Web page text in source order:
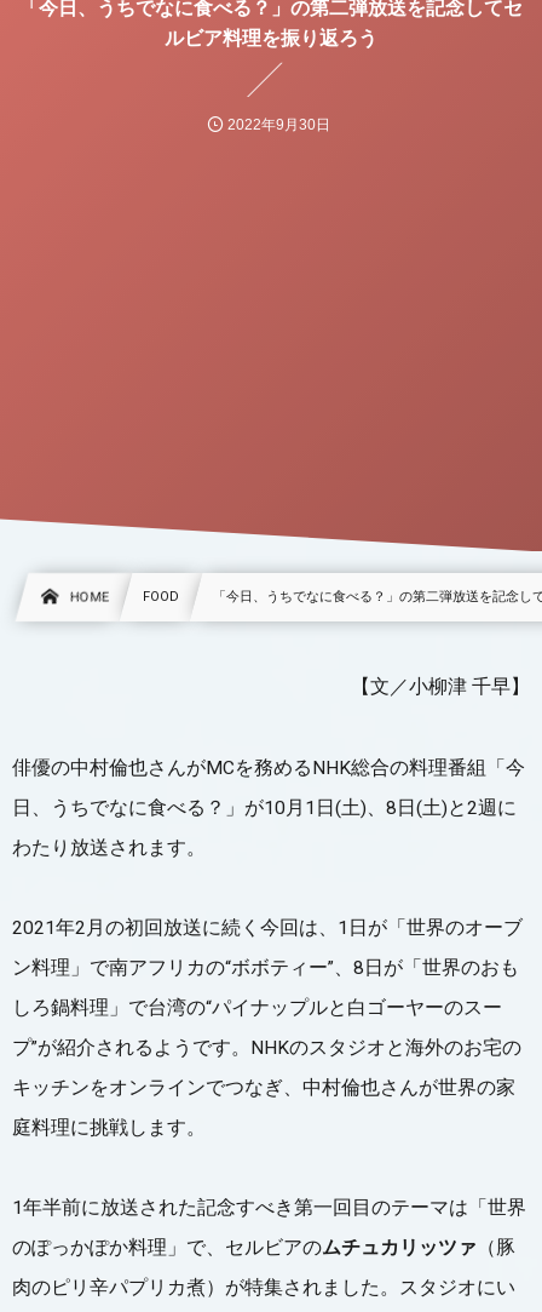
「今日、うちでなに食べる？」の第二弾放送を記念してセ
ルビア料理を振り返ろう
2022年9月30日
HOME FOOD 「今日、うちでなに食べる？」の第二弾放送を記念し
【文／小柳津 千早】
俳優の中村倫也さんがMCを務めるNHK総合の料理番組「今
日、うちでなに食べる？」が10月1日(土)、8日(土)と2週に
わたり放送されます。
2021年2月の初回放送に続く今回は、1日が「世界のオーブ
ン料理」で南アフリカの“ボボティー”、8日が「世界のおも
しろ鍋料理」で台湾の“パイナップルと白ゴーヤーのスー
プ”が紹介されるようです。NHKのスタジオと海外のお宅の
キッチンをオンラインでつなぎ、中村倫也さんが世界の家
庭料理に挑戦します。
1年半前に放送された記念すべき第一回目のテーマは「世界
のぽっかぽか料理」で、セルビアのムチュカリッツァ （豚
肉のピリ辛パプリカ煮）が特集されました。スタジオにい